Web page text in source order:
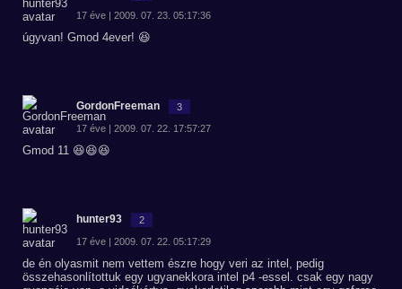
17 éve | 2009. 07. 23. 05:17:36
úgyvan! Gmod 4ever! 😆
GordonFreeman 3
17 éve | 2009. 07. 22. 17:57:27
Gmod 11 😆😆😆
hunter93 2
17 éve | 2009. 07. 22. 05:17:29
de én olyasmit nem vettem észre hogy veri az intel, pedig
összehasonlítottuk egy ugyanekkora intel p4 -essel. csak egy nagy